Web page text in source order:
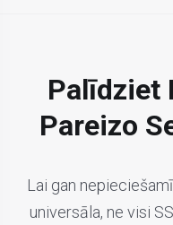
Palīdziet
Pareizo
Lai gan
universāla, ne visi